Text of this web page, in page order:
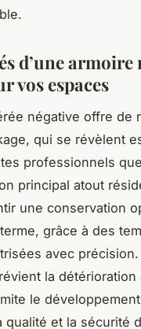
d’une
vos espaces
négative offre de
qui se révèlent
professionnels que
principal atout
une conservation
grâce à des
avec précision.
la détérioration
le
qualité et la sécurité